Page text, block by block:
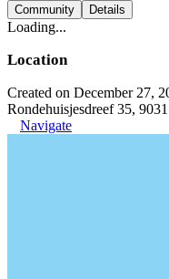
Community Details
Loading...
Location
Created on December 27,
Rondehuisjesdreef 35,
Navigate